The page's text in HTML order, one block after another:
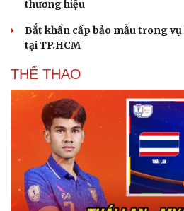
thương hiệu
Bắt khẩn cấp bảo mẫu trong
tại TP.HCM
THỂ THAO